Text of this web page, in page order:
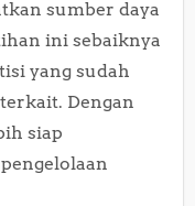
sumber daya
ini sebaiknya
yang sudah
Dengan
siap